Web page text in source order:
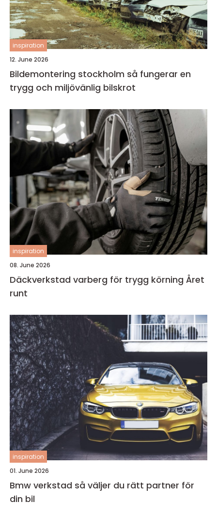
inspiration
12. June 2026
Bildemontering stockholm så fungerar en
trygg och miljövänlig bilskrot
inspiration
08. June 2026
Däckverkstad varberg för trygg körning Året
runt
inspiration
01. June 2026
Bmw verkstad så väljer du rätt partner för
din bil